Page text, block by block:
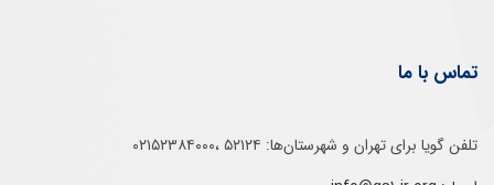
تماس با ما
تلفن‌ گویا برای‌ تهران‌‌ و‌ شهرستان‌ها:‌ ۵۲۱۲۴ ،۰۲۱۵۲۳۸۴۰۰۰